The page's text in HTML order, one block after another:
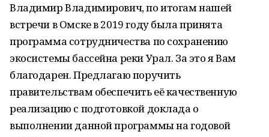
Владимир Владимирович, по итогам нашей
встречи в Омске в 2019 году была принята
программа сотрудничества по сохранению
экосистемы бассейна реки Урал. За это я Вам
благодарен. Предлагаю поручить
правительствам обеспечить её качественную
реализацию с подготовкой доклада о
выполнении данной программы на годовой